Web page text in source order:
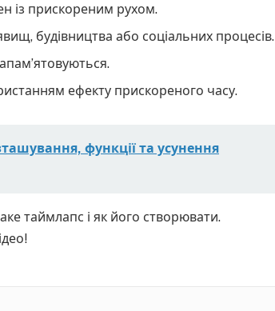
із прискореним рухом.
будівництва або соціальних процесів.
ефекту прискореного часу.
функції та усунення
таймлапс і як його створювати.